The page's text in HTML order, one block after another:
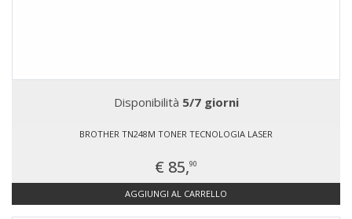
Disponibilità 5/7 giorni
BROTHER TN248M TONER TECNOLOGIA LASER
€ 85,90
AGGIUNGI AL CARRELLO